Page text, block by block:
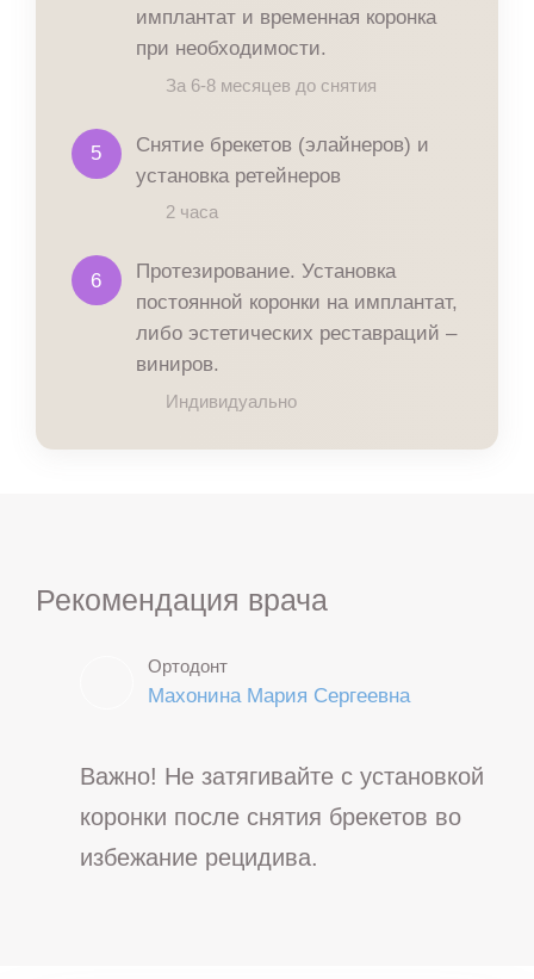
имплантат и временная коронка
при необходимости.
За 6-8 месяцев до снятия
5
Снятие брекетов (элайнеров) и
установка ретейнеров
2 часа
6
Протезирование. Установка
постоянной коронки на имплантат,
либо эстетических реставраций –
виниров.
Индивидуально
Рекомендация врача
Ортодонт
Махонина Мария Сергеевна
Важно! Не затягивайте с установкой
коронки после снятия брекетов во
избежание рецидива.